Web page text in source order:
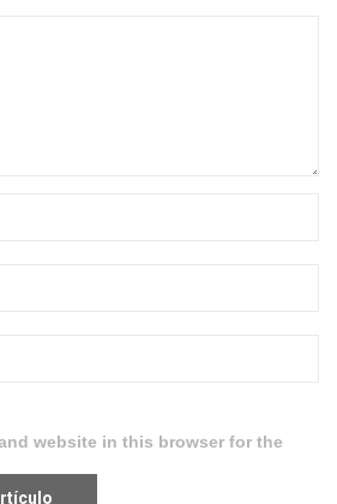
website in this browser for the